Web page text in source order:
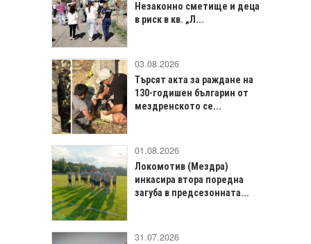
Незаконно сметище и деца
в риск в кв. „Л...
03.08.2026
Търсят акта за раждане на
130-годишен българин от
мездренското се...
01.08.2026
Локомотив (Мездра)
инкасира втора поредна
загуба в предсезонната...
31.07.2026